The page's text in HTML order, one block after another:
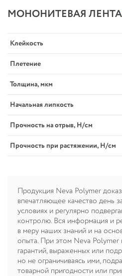
МОНОНИТЕВАЯ ЛЕНТА
Клейкость
Плетение
Толщина, мкм
Начальная липкость
Прочность на отрыв, Н/см
Прочность при растяжении, Н/см
Продукция Neva Polymer
впечатляющее качество день
условиях и регулярно
контролю. Вся информация и
в меру наших знаний и на
опыта. При этом Neva Polymer
гарантий, выраженных или
но не ограничиваясь ими,
товарной пригодности или